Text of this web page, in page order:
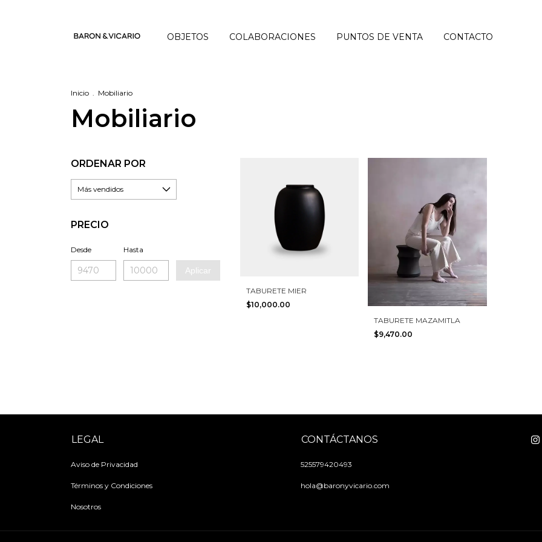
OBJETOS COLABORACIONES PUNTOS DE VENTA CONTACTO
Inicio . Mobiliario
Mobiliario
ORDENAR POR
PRECIO
Desde Hasta
Aplicar
TABURETE MIER
$10,000.00
TABURETE MAZAMITLA
$9,470.00
LEGAL
Aviso de Privacidad
Términos y Condiciones
Nosotros
CONTÁCTANOS
525579420493
hola@baronyvicario.com